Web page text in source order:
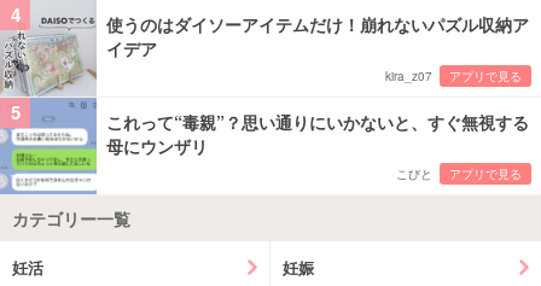
4
使うのはダイソーアイテムだけ！崩れないパズル収納ア
イデア
kira_z07 アプリで見る
5
これって“毒親”？思い通りにいかないと、すぐ無視する
母にウンザリ
こびと アプリで見る
カテゴリー一覧
妊活 妊娠